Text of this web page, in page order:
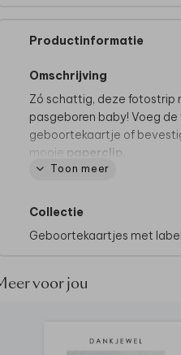
Productinformatie
Omschrijving
Zó schattig, deze fotostrip
pasgeboren baby! Voeg
geboortekaartje of
mooie paperclip.
Toon meer
Collectie
Geboortekaartjes met label
voor jou